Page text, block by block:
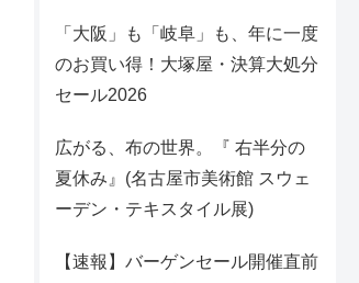
「大阪」も「岐阜」も、年に一度
のお買い得！大塚屋・決算大処分
セール2026
広がる、布の世界。『 右半分の
夏休み』(名古屋市美術館 スウェ
ーデン・テキスタイル展)
【速報】バーゲンセール開催直前